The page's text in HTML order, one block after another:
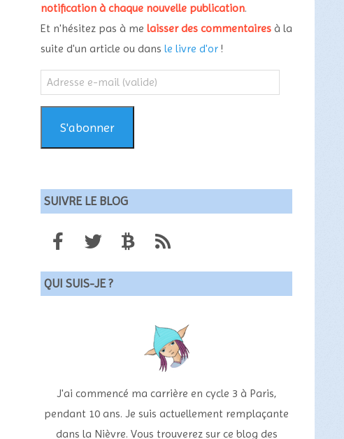
notification à chaque nouvelle publication.
Et n'hésitez pas à me laisser des commentaires à la
suite d'un article ou dans le livre d'or !
Adresse
e-
mail
(valide)S'abonner
SUIVRE LE BLOG
QUI SUIS-JE ?
J'ai commencé ma carrière en cycle 3 à Paris,
pendant 10 ans. Je suis actuellement remplaçante
dans la Nièvre. Vous trouverez sur ce blog des